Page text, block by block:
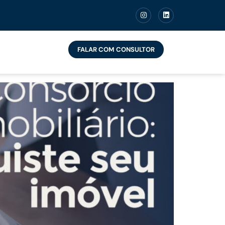
FALAR COM CONSULTOR
juros e com